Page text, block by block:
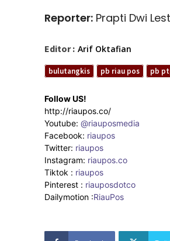
Reporter: Prapti Dwi
Editor : Arif Oktafian
bulutangkis pb riau pos pb
Follow US!
http://riaupos.co/
Youtube: @riauposmedia
Facebook: riaupos
Twitter: riaupos
Instagram: riaupos.co
Tiktok : riaupos
Pinterest : riauposdotco
Dailymotion :RiauPos